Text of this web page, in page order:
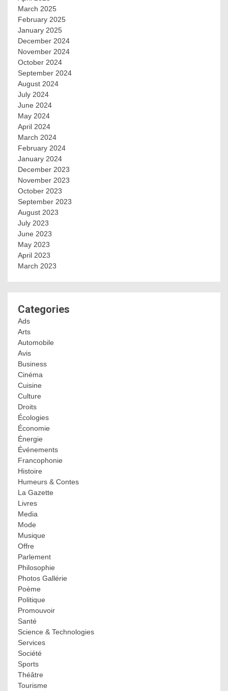
March 2025
February 2025
January 2025
December 2024
November 2024
October 2024
September 2024
August 2024
July 2024
June 2024
May 2024
April 2024
March 2024
February 2024
January 2024
December 2023
November 2023
October 2023
September 2023
August 2023
July 2023
June 2023
May 2023
April 2023
March 2023
Categories
Ads
Arts
Automobile
Avis
Business
Cinéma
Cuisine
Culture
Droits
Écologies
Économie
Énergie
Événements
Francophonie
Histoire
Humeurs & Contes
La Gazette
Livres
Media
Mode
Musique
Offre
Parlement
Philosophie
Photos Gallérie
Poème
Politique
Promouvoir
Santé
Science & Technologies
Services
Société
Sports
Théâtre
Tourisme